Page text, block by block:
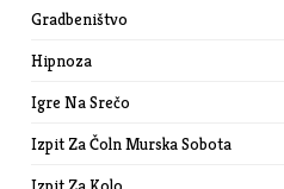
Gradbeništvo
Hipnoza
Igre Na Srečo
Izpit Za Čoln Murska Sobota